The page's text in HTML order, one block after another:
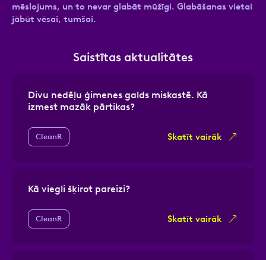
mēslojums, un to nevar glabāt mūžīgi. Glabāšanas vietai
jābūt vēsai, tumšai.
Saistītas aktualitātes
Divu nedēļu ģimenes galds miskastē. Kā
izmest mazāk pārtikas?
CleanR Skatīt vairāk
Kā viegli šķirot pareizi?
CleanR Skatīt vairāk